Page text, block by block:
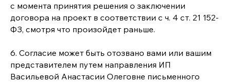
с момента принятия решения о заключении
договора на проект в соответствии с ч. 4 ст. 21 152-
ФЗ, смотря что произойдет раньше.
6. Согласие может быть отозвано вами или вашим
представителем путем направления ИП
Васильевой Анастасии Олеговне письменного